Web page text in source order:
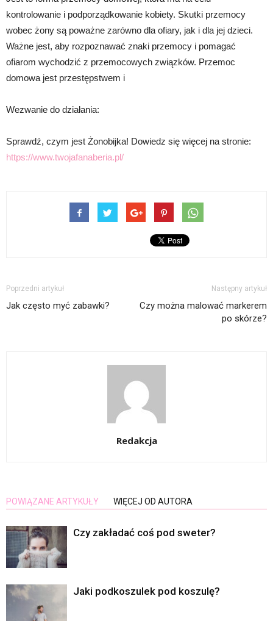
kontrolowanie i podporządkowanie kobiety. Skutki przemocy
wobec żony są poważne zarówno dla ofiary, jak i dla jej dzieci.
Ważne jest, aby rozpoznawać znaki przemocy i pomagać
ofiarom wychodzić z przemocowych związków. Przemoc
domowa jest przestępstwem i
Wezwanie do działania:
Sprawdź, czym jest Żonobijka! Dowiedz się więcej na stronie:
https://www.twojafanaberia.pl/
Poprzedni artykuł
Jak często myć zabawki?
Następny artykuł
Czy można malować markerem
po skórze?
Redakcja
POWIĄZANE ARTYKUŁY WIĘCEJ OD AUTORA
Czy zakładać coś pod sweter?
Jaki podkoszulek pod koszulę?